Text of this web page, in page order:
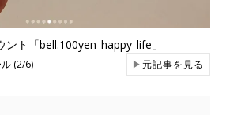
ト「bell.100yen_happy_life」
(2/6) ▶元記事を見る